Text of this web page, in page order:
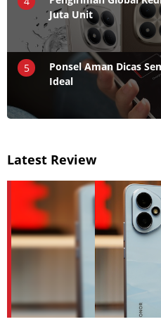
Juta Unit
5
Ponsel Aman Dicas
Ideal
Latest Review